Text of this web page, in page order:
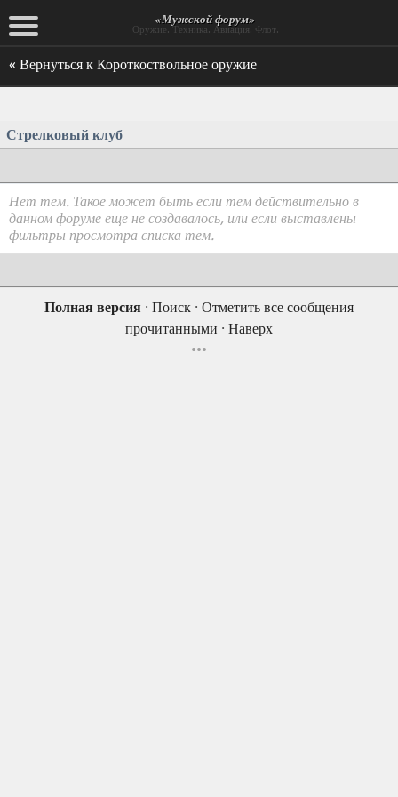
«Мужской форум»
Оружие. Техника. Авиация. Флот.
« Вернуться к Короткоствольное оружие
Стрелковый клуб
Нет тем. Такое может быть если тем действительно в
данном форуме еще не создавалось, или если выставлены
фильтры просмотра списка тем.
Полная версия · Поиск · Отметить все сообщения
прочитанными · Наверх
•••